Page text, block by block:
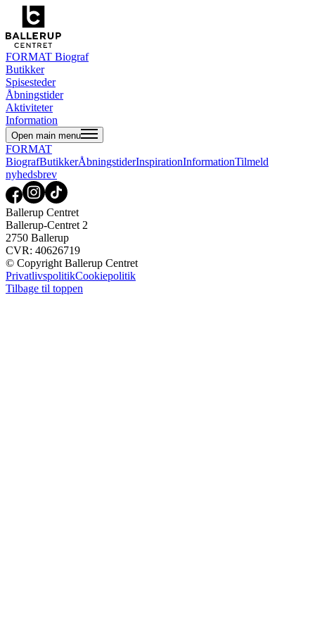
FORMAT Biograf
Butikker
Spisesteder
Åbningstider
Aktiviteter
Information
Open main menu
FORMAT
BiografButikkerÅbningstiderInspirationInformationTilmeld
nyhedsbrev
Ballerup Centret
Ballerup-Centret 2
2750 Ballerup
CVR: 40626719
© Copyright Ballerup Centret
PrivatlivspolitikCookiepolitik
Tilbage til toppen